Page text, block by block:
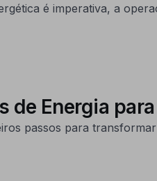
é imperativa, a
de Energia
passos para